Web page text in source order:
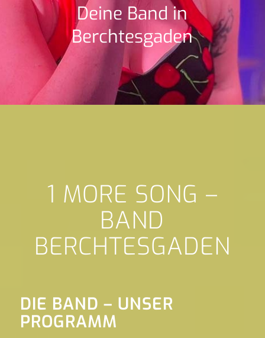
Deine Band in
Berchtesgaden
1 MORE SONG –
BAND
BERCHTESGADEN
DIE BAND – UNSER
PROGRAMM